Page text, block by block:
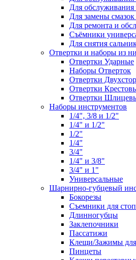
Для
Для замены
Для ремонта и
Съёмники
Для снятия
Отвертки и наборы из
Отвертки Ударные
Наборы Отверток
Отвертки
Отвертки
Отвертки
Наборы инструментов
1/4", 3/8 и 1/2"
1/4" и 1/2"
1/2"
1/4"
3/4"
1/4" и 3/8"
3/4" и 1"
Универсальные
Шарнирно-губцевый
Бокорезы
Съемники для
Длинногубцы
Заклепочники
Пассатижи
Клещи/Зажимы для
Пинцеты